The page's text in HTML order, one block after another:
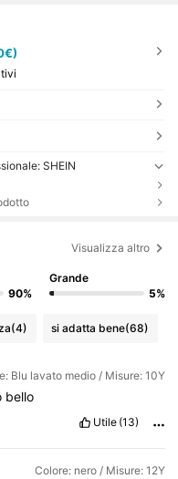
SHEIN
Visualizza altro
90%
Grande
5%
(4) si adatta bene(68)
Blu lavato medio / Misure: 10Y
bello
Utile (13)
Colore: nero / Misure: 12Y